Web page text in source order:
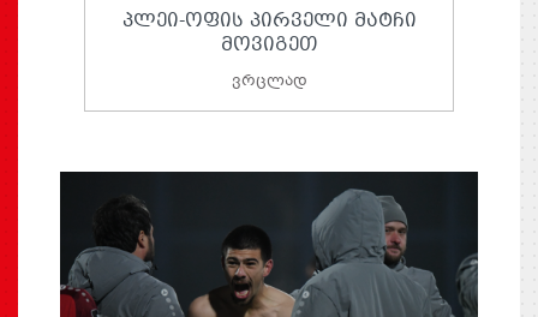
ᲞᲚᲔᲘ-ᲝᲤᲘᲡ ᲞᲘᲠᲕᲔᲚᲘ ᲛᲐᲢᲩᲘ
ᲛᲝᲕᲘᲒᲔᲗ
ვრცლად